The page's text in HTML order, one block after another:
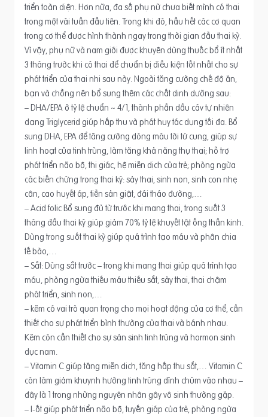
triển toàn diện. Hơn nữa, đa số phụ nữ chưa biết mình có thai
trong một vài tuần đầu tiên. Trong khi đó, hầu hết các cơ quan
trong cơ thể được hình thành ngay trong thời gian đầu thai kỳ.
Vì vậy, phụ nữ và nam giới được khuyên dùng thuốc bổ ít nhất
3 tháng trước khi có thai để chuẩn bị điều kiện tốt nhất cho sự
phát triển của thai nhi sau này. Ngoài tăng cường chế độ ăn,
bạn và chồng nên bổ sung thêm các chất dinh dưỡng sau:
– DHA/EPA ở tỷ lệ chuẩn ~ 4/1, thành phần dầu cáv tự nhiên
dạng Triglycerid giúp hấp thu và phát huy tác dụng tối đa. Bổ
sung DHA, EPA để tăng cường dòng máu tới tử cung, giúp sự
linh hoạt của tinh trùng, làm tăng khả năng thụ thai; hỗ trợ
phát triển não bộ, thị giác, hệ miễn dịch của trẻ; phòng ngừa
các biến chứng trong thai kỳ: sảy thai, sinh non, sinh con nhẹ
cân, cao huyết áp, tiền sản giật, đái tháo đường,…
– Acid folic Bổ sung đủ từ trước khi mang thai, trong suốt 3
tháng đầu thai kỳ giúp giảm 70% tỷ lệ khuyết tật ống thần kinh.
Dùng trong suốt thai kỳ giúp quá trình tạo máu và phân chia
tế bào,…
– Sắt: Dùng sắt trước – trong khi mang thai giúp quá trình tạo
máu, phòng ngừa thiếu máu thiếu sắt, sảy thai, thai chậm
phát triển, sinh non,…
– kẽm có vai trò quan trọng cho mọi hoạt động của cơ thể, cần
thiết cho sự phát triển bình thường của thai và bánh nhau.
Kẽm còn cần thiết cho sự sản sinh tinh trùng và hormon sinh
dục nam.
– Vitamin C giúp tăng miễn dich, tăng hấp thu sắt,… Vitamin C
còn làm giảm khuynh hướng tinh trùng dính chùm vào nhau –
đây là 1 trong những nguyên nhân gây vô sinh thường gặp.
– I-ốt giúp phát triển não bộ, tuyến giáp của trẻ, phòng ngừa